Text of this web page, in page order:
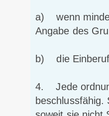
a) wenn
Angabe des
b) die
4. Jede